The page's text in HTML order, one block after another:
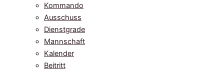
Kommando
Ausschuss
Dienstgrade
Mannschaft
Kalender
Beitritt